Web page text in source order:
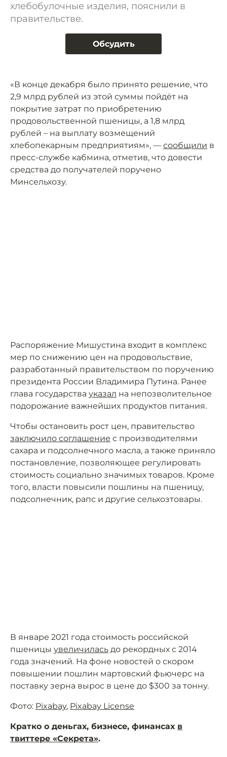
хлебобулочные изделия, пояснили в
правительстве.
Обсудить
«В конце декабря было принято решение, что
2,9 млрд рублей из этой суммы пойдёт на
покрытие затрат по приобретению
продовольственной пшеницы, а 1,8 млрд
рублей – на выплату возмещений
хлебопекарным предприятиям», — сообщили в
пресс-службе кабмина, отметив, что довести
средства до получателей поручено
Минсельхозу.
Распоряжение Мишустина входит в комплекс
мер по снижению цен на продовольствие,
разработанный правительством по поручению
президента России Владимира Путина. Ранее
глава государства указал на непозволительное
подорожание важнейших продуктов питания.
Чтобы остановить рост цен, правительство
заключило соглашение с производителями
сахара и подсолнечного масла, а также приняло
постановление, позволяющее регулировать
стоимость социально значимых товаров. Кроме
того, власти повысили пошлины на пшеницу,
подсолнечник, рапс и другие сельхозтовары.
В январе 2021 года стоимость российской
пшеницы увеличилась до рекордных с 2014
года значений. На фоне новостей о скором
повышении пошлин мартовский фьючерс на
поставку зерна вырос в цене до $300 за тонну.
Фото: Pixabay, Pixabay License
Кратко о деньгах, бизнесе, финансах в
твиттере «Секрета».